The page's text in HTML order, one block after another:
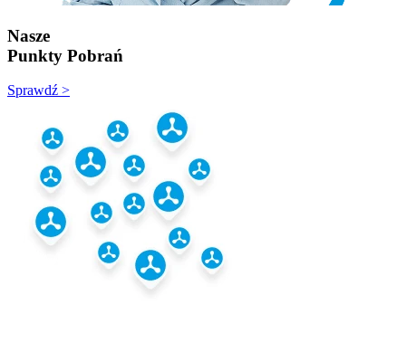
Nasze
Punkty Pobrań
Sprawdź >